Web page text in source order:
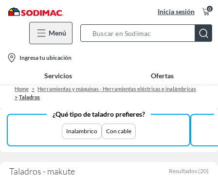
Inicia sesión 0
Menú
Bar
location-
icon
Ingresa tu ubicación
Servicios Ofertas
Home
Herramientas y máquinas - Herramientas eléctricas e inalámbricas
Taladros
¿Qué tipo de taladro prefieres?
Inalambrico Con cable
Taladros - makute Resultados (20)